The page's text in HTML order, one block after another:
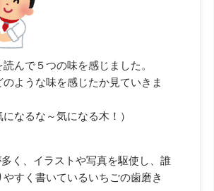
んで５つの味を感じました。
ような味を感じたか見ていきま
になるな～気になる木！）
く、イラストや写真を駆使し、誰
すく書いているいちごの歯磨き